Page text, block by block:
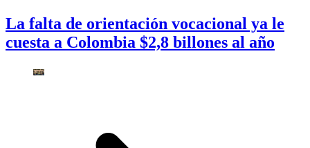
La falta de orientación vocacional ya le
cuesta a Colombia $2,8 billones al año